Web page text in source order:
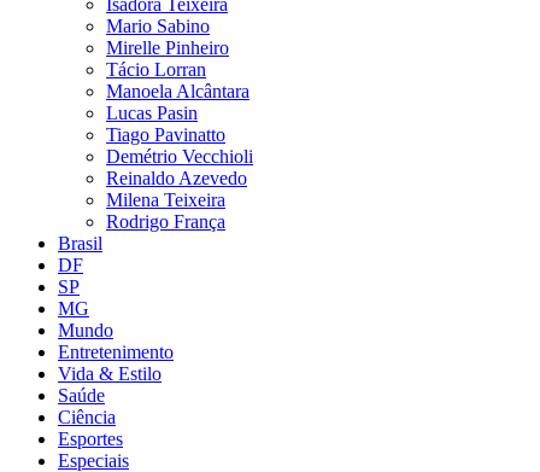
Mario Sabino
Mirelle Pinheiro
Tácio Lorran
Manoela Alcântara
Lucas Pasin
Tiago Pavinatto
Demétrio Vecchioli
Reinaldo Azevedo
Milena Teixeira
Rodrigo França
Brasil
DF
SP
MG
Mundo
Entretenimento
Vida & Estilo
Saúde
Ciência
Esportes
Especiais